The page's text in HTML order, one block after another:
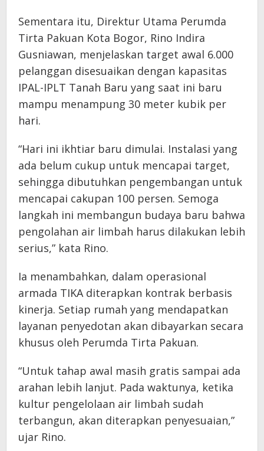
Sementara itu, Direktur Utama Perumda
Tirta Pakuan Kota Bogor, Rino Indira
Gusniawan, menjelaskan target awal 6.000
pelanggan disesuaikan dengan kapasitas
IPAL-IPLT Tanah Baru yang saat ini baru
mampu menampung 30 meter kubik per
hari.
“Hari ini ikhtiar baru dimulai. Instalasi yang
ada belum cukup untuk mencapai target,
sehingga dibutuhkan pengembangan untuk
mencapai cakupan 100 persen. Semoga
langkah ini membangun budaya baru bahwa
pengolahan air limbah harus dilakukan lebih
serius,” kata Rino.
Ia menambahkan, dalam operasional
armada TIKA diterapkan kontrak berbasis
kinerja. Setiap rumah yang mendapatkan
layanan penyedotan akan dibayarkan secara
khusus oleh Perumda Tirta Pakuan.
“Untuk tahap awal masih gratis sampai ada
arahan lebih lanjut. Pada waktunya, ketika
kultur pengelolaan air limbah sudah
terbangun, akan diterapkan penyesuaian,”
ujar Rino.